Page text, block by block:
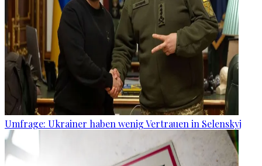
Umfrage: Ukrainer haben wenig Vertrauen in Selenskyj